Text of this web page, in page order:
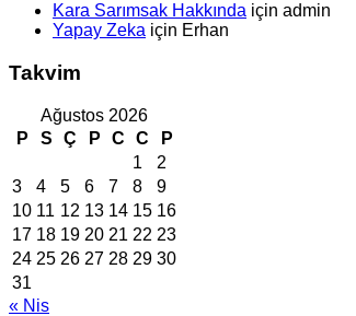
Kara Sarımsak Hakkında için admin
Yapay Zeka için Erhan
Takvim
Ağustos 2026
P
S Ç P C C
P
1
2
3
4 5 6 7 8
9
10 11 12 13 14 15 16
17 18 19 20 21 22 23
24 25 26 27 28 29 30
31
« Nis